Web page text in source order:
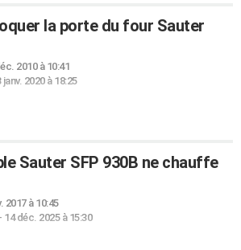
la porte du four Sauter
2010 à 10:41
janv. 2020 à 18:25
Sauter SFP 930B ne chauffe
2017 à 10:45
14 déc. 2025 à 15:30